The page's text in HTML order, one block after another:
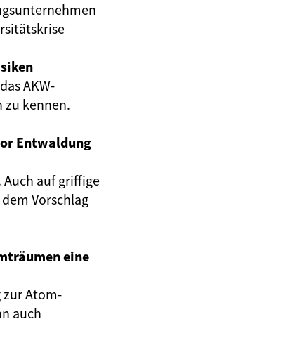
AKW-
zu kennen.
Entwaldung
auf griffige
Vorschlag
eine
zur Atom-
auch